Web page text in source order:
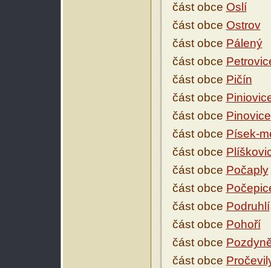
část obce Oslí
část obce Ostrov
část obce Pálený
část obce
část obce Pičín
část obce
část obce Pinovice
část obce Písek-
část obce
část obce Počaply
část obce
část obce Podruhlí
část obce Pohoří
část obce
část obce